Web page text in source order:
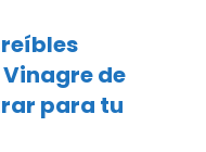
de
para tu